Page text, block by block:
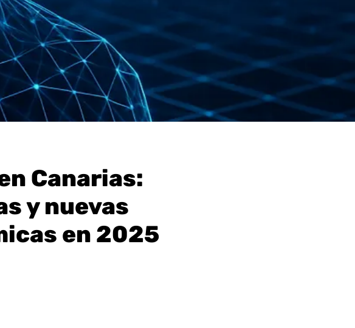
Canarias:
y nuevas
en 2025